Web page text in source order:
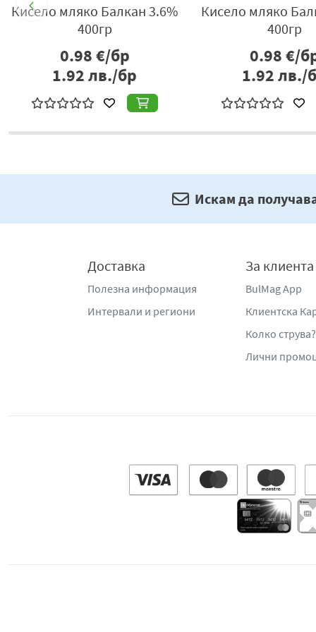
Кисело мляко Балкан 3.6%
400гр
0.98€/бр
1.92лв./бр
Кисело мляко
400гр
0.98€/
1.92лв./
Искам да
Доставка
Полезна информация
Интервали и региони
За клиента
BulMag App
Клиентска
Колко струва?
Лични